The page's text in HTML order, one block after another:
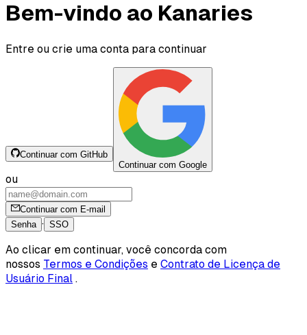
Bem-vindo ao Kanaries
Entre ou crie uma conta para continuar
Continuar com GitHub
Continuar com Google
ou
Continuar com E-mail
Senha · SSO
Ao clicar em continuar, você concorda com
nossos Termos e Condições e Contrato de Licença de
Usuário Final .